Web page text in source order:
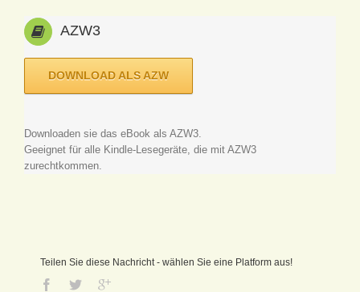
AZW3
DOWNLOAD ALS AZW
Downloaden sie das eBook als AZW3.
Geeignet für alle Kindle-Lesegeräte, die mit AZW3
zurechtkommen.
Teilen Sie diese Nachricht - wählen Sie eine Platform aus!